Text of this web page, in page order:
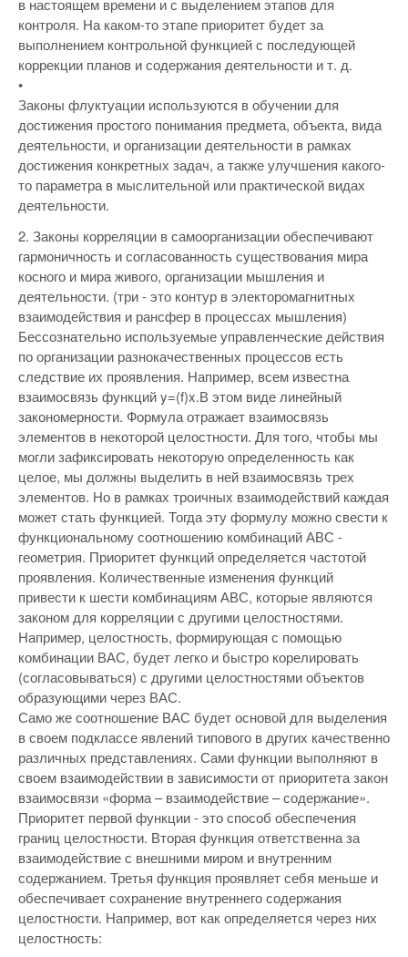
контроля. На каком-то этапе приоритет будет за
выполнением контрольной функцией с последующей
коррекции планов и содержания деятельности и т. д.
•
Законы флуктуации используются в обучении для
достижения простого понимания предмета, объекта, вида
деятельности, и организации деятельности в рамках
достижения конкретных задач, а также улучшения какого-
то параметра в мыслительной или практической видах
деятельности.
2. Законы корреляции в самоорганизации обеспечивают
гармоничность и согласованность существования мира
косного и мира живого, организации мышления и
деятельности. (три - это контур в электоромагнитных
взаимодействия и рансфер в процессах мышления)
Бессознательно используемые управленческие действия
по организации разнокачественных процессов есть
следствие их проявления. Например, всем известна
взаимосвязь функций y=(f)x.В этом виде линейный
закономерности. Формула отражает взаимосвязь
элементов в некоторой целостности. Для того, чтобы мы
могли зафиксировать некоторую определенность как
целое, мы должны выделить в ней взаимосвязь трех
элементов. Но в рамках троичных взаимодействий каждая
может стать функцией. Тогда эту формулу можно свести к
функциональному соотношению комбинаций АВС -
геометрия. Приоритет функций определяется частотой
проявления. Количественные изменения функций
привести к шести комбинациям АВС, которые являются
законом для корреляции с другими целостностями.
Например, целостность, формирующая с помощью
комбинации ВАС, будет легко и быстро корелировать
(согласовываться) с другими целостностями объектов
образующими через ВАС.
Само же соотношение ВАС будет основой для выделения
в своем подклассе явлений типового в других качественно
различных представлениях. Сами функции выполняют в
своем взаимодействии в зависимости от приоритета закон
взаимосвязи «форма – взаимодействие – содержание».
Приоритет первой функции - это способ обеспечения
границ целостности. Вторая функция ответственна за
взаимодействие с внешними миром и внутренним
содержанием. Третья функция проявляет себя меньше и
обеспечивает сохранение внутреннего содержания
целостности. Например, вот как определяется через них
целостность: